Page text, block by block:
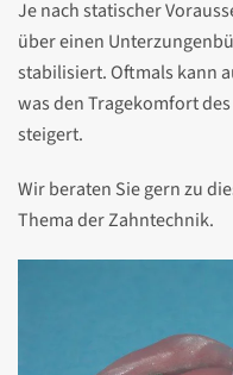
Je nach statischer
über einen
stabilisiert. Oftmals kann
was den Tragekomfort
steigert.
Wir beraten Sie gern zu
Thema der Zahntechnik.